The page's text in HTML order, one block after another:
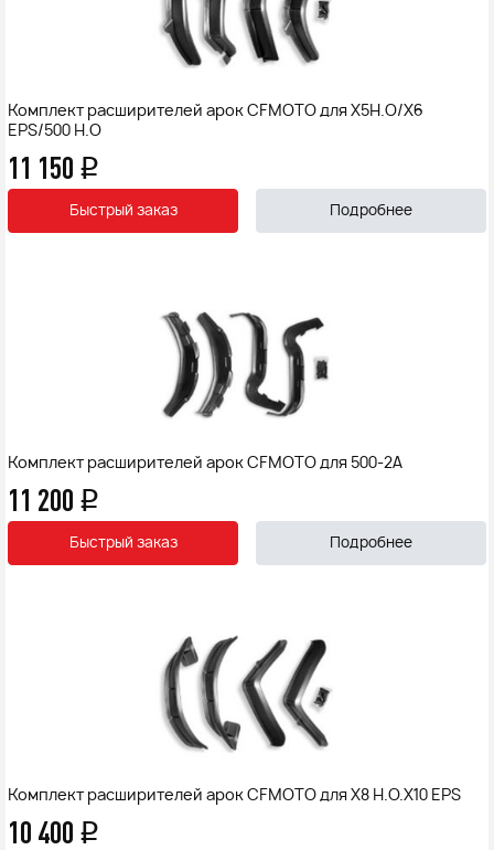
Комплект расширителей арок CFMOTO для X5H.O/X6
EPS/500 H.O
11 150 q
Быстрый заказ Подробнее
Комплект расширителей арок CFMOTO для 500-2A
11 200 q
Быстрый заказ Подробнее
Комплект расширителей арок CFMOTO для X8 H.O.X10 EPS
10 400 q